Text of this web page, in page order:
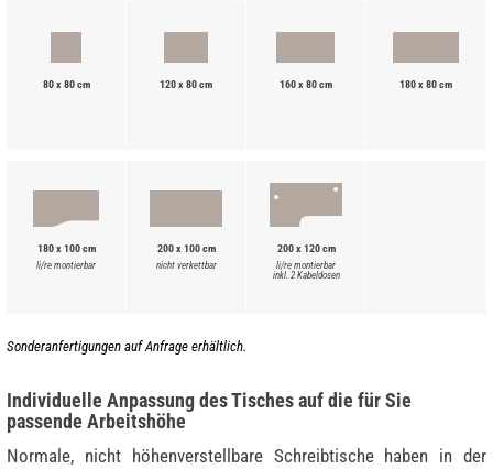
80 x 80 cm 120 x 80 cm 160 x 80 cm 180 x 80 cm
180 x 100 cm
li/re montierbar
200 x 100 cm
nicht verkettbar
200 x 120 cm
li/re montierbar
inkl. 2 Kabeldosen
Sonderanfertigungen auf Anfrage erhältlich.
Individuelle Anpassung des Tisches auf die für Sie
passende Arbeitshöhe
Normale, nicht höhenverstellbare Schreibtische haben in der